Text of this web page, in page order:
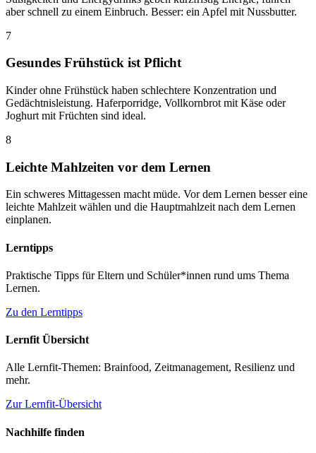
aber schnell zu einem Einbruch. Besser: ein Apfel mit Nussbutter.
7
Gesundes Frühstück ist Pflicht
Kinder ohne Frühstück haben schlechtere Konzentration und
Gedächtnisleistung. Haferporridge, Vollkornbrot mit Käse oder
Joghurt mit Früchten sind ideal.
8
Leichte Mahlzeiten vor dem Lernen
Ein schweres Mittagessen macht müde. Vor dem Lernen besser eine
leichte Mahlzeit wählen und die Hauptmahlzeit nach dem Lernen
einplanen.
Lerntipps
Praktische Tipps für Eltern und Schüler*innen rund ums Thema
Lernen.
Zu den Lerntipps
Lernfit Übersicht
Alle Lernfit-Themen: Brainfood, Zeitmanagement, Resilienz und
mehr.
Zur Lernfit-Übersicht
Nachhilfe finden